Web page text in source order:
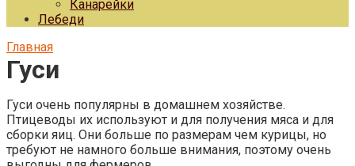
Канарейки
Лебеди
Главная
Гуси
Гуси очень популярны в домашнем хозяйстве.
Птицеводы их используют и для получения мяса и для
сборки яиц. Они больше по размерам чем курицы, но
требуют не намного больше внимания, поэтому очень